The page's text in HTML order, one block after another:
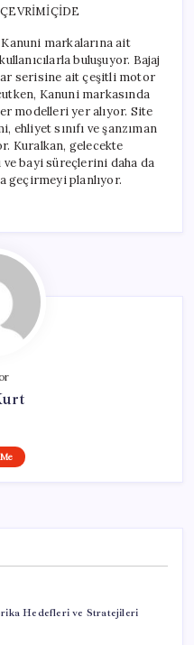
markalarına ait
buluşuyor. Bajaj
serisine ait çeşitli motor
Kanuni markasında
modelleri yer alıyor. Site
sınıfı ve şanzıman
Kuralkan, gelecekte
ve bayi süreçlerini daha da
geçirmeyi planlıyor.
Hedefleri ve Stratejileri